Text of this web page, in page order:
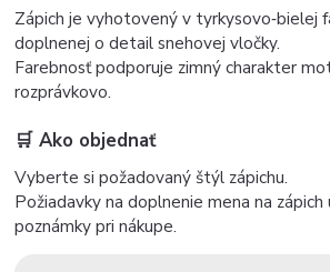
Zápich je vyhotovený v tyrkysovo‑bielej
doplnenej o detail snehovej vločky.
Farebnosť podporuje zimný charakter
rozprávkovo.
🛒 Ako objednať
Vyberte si požadovaný štýl zápichu.
Požiadavky na doplnenie mena na
poznámky pri nákupe.